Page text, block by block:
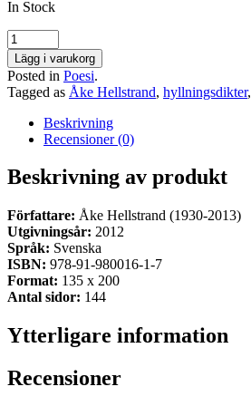
In Stock
Lägg i varukorg
Posted in Poesi.
Tagged as Åke Hellstrand, hyllningsdikter,
Beskrivning
Recensioner (0)
Beskrivning av produkt
Författare: Åke Hellstrand (1930-2013)
Utgivningsår: 2012
Språk: Svenska
ISBN: 978-91-980016-1-7
Format: 135 x 200
Antal sidor: 144
Ytterligare information
Recensioner